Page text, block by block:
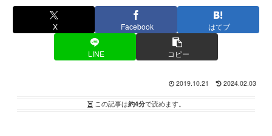
X Facebook はてブ
LINE コピー
2019.10.21 2024.02.03
この記事は約4分で読めます。